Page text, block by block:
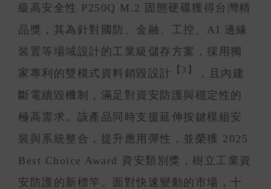
級高安全性 P250Q M.2 固態硬碟獲得台灣精
品獎，其為針對國防、金融、工控、AI 邊緣
裝置等場域設計的工業級儲存方案，採用獨
家專利的雙模式資料銷毀設計
【3】
，且內建
斷電續毀機制，滿足對資安防護與穩定性的
極高需求。該產品同時支援延伸按鍵模組安
裝與系統整合，提升應用彈性，並榮獲 2025
Best Choice Award 資安類別獎，樹立工業資
安防護的新標竿。面對快速變動的市場，十